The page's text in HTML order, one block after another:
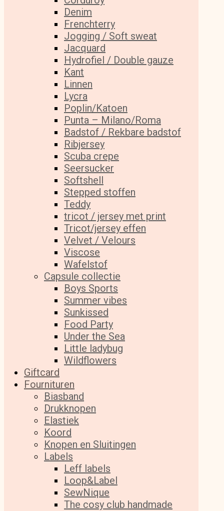
Denim
Frenchterry
Jogging / Soft sweat
Jacquard
Hydrofiel / Double gauze
Kant
Linnen
Lycra
Poplin/Katoen
Punta – Milano/Roma
Badstof / Rekbare badstof
Ribjersey
Scuba crepe
Seersucker
Softshell
Stepped stoffen
Teddy
tricot / jersey met print
Tricot/jersey effen
Velvet / Velours
Viscose
Wafelstof
Capsule collectie
Boys Sports
Summer vibes
Sunkissed
Food Party
Under the Sea
Little ladybug
Wildflowers
Giftcard
Fournituren
Biasband
Drukknopen
Elastiek
Koord
Knopen en Sluitingen
Labels
Leff labels
Loop&Label
SewNique
The cosy club handmade